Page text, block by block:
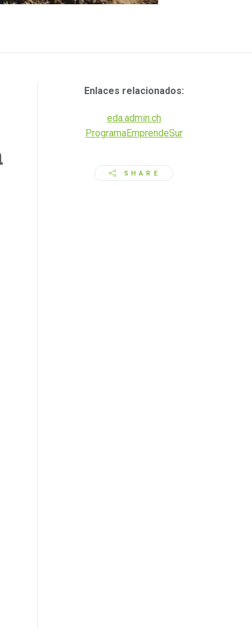
Enlaces relacionados:
eda.admin.ch
ProgramaEmprendeSur
SHARE